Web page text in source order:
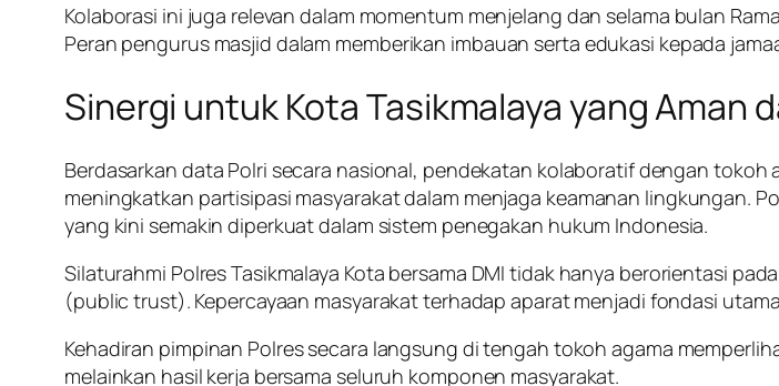
Kolaborasi ini juga relevan dalam momentum menjelang dan selama bulan
Peran pengurus masjid dalam memberikan imbauan serta edukasi kepada
Sinergi untuk Kota Tasikmalaya yang Aman
Berdasarkan data Polri secara nasional, pendekatan kolaboratif dengan
meningkatkan partisipasi masyarakat dalam menjaga keamanan lingkungan.
yang kini semakin diperkuat dalam sistem penegakan hukum Indonesia.
Silaturahmi Polres Tasikmalaya Kota bersama DMI tidak hanya berorientasi
(public trust). Kepercayaan masyarakat terhadap aparat menjadi fondasi
Kehadiran pimpinan Polres secara langsung di tengah tokoh agama
melainkan hasil kerja bersama seluruh komponen masyarakat.